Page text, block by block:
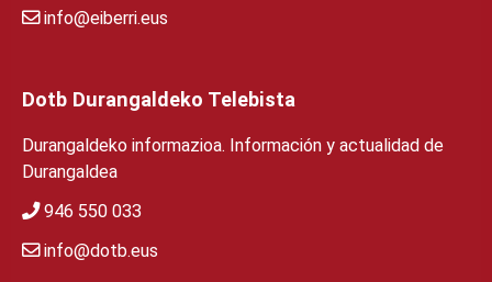
info@eiberri.eus
Dotb Durangaldeko Telebista
Durangaldeko informazioa. Información y actualidad de
Durangaldea
946 550 033
info@dotb.eus